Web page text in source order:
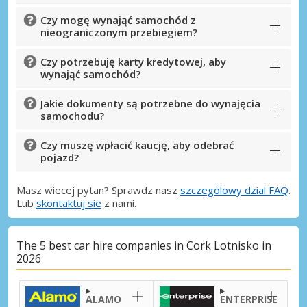
Czy mogę wynająć samochód z
nieograniczonym przebiegiem?
Czy potrzebuję karty kredytowej, aby
wynająć samochód?
Jakie dokumenty są potrzebne do wynajęcia
samochodu?
Czy muszę wpłacić kaucję, aby odebrać
pojazd?
Masz wiecej pytan? Sprawdz nasz szczególowy dzial FAQ.
Lub skontaktuj sie z nami.
The 5 best car hire companies in Cork Lotnisko in
2026
ALAMO ENTERPRISE